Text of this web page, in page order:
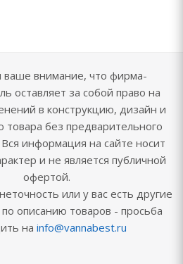
внимание, что фирма-
оставляет за собой право на
в конструкцию, дизайн и
товара без предварительного
информация на сайте носит
и не является публичной
офертой.
или у вас есть другие
описанию товаров - просьба
на info@vannabest.ru